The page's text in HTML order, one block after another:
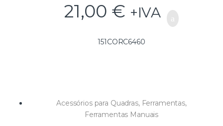
21,00 € +IVA
151CORC6460
Acessórios para Quadras, Ferramentas,
Ferramentas Manuais